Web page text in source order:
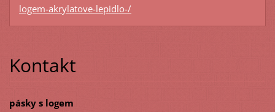
logem-akrylatove-lepidlo-/
Kontakt
pásky s logem